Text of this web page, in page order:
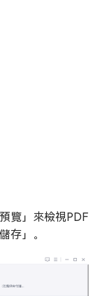
覽」來檢視PDF
存」。